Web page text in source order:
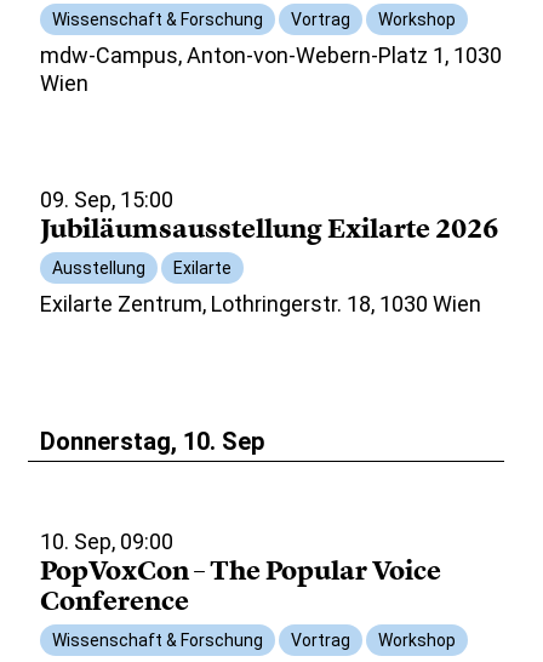
Wissenschaft & Forschung Vortrag Workshop
mdw-Campus, Anton-von-Webern-Platz 1, 1030
Wien
09. Sep, 15:00
Jubiläumsausstellung Exilarte 2026
Ausstellung Exilarte
Exilarte Zentrum, Lothringerstr. 18, 1030 Wien
Donnerstag, 10. Sep
10. Sep, 09:00
PopVoxCon – The Popular Voice
Conference
Wissenschaft & Forschung Vortrag Workshop